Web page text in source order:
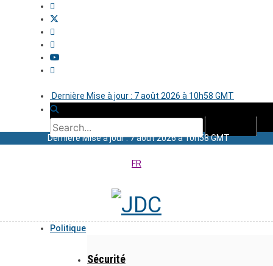
Dernière Mise à jour : 7 août 2026 à 10h58 GMT
Dernière Mise à jour : 7 août 2026 à 10h58 GMT
FR
Politique
Sécurité